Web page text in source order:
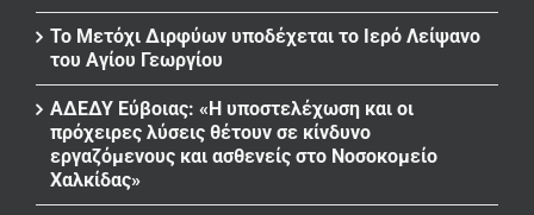
Το Μετόχι Διρφύων υποδέχεται το Ιερό Λείψανο
του Αγίου Γεωργίου
ΑΔΕΔΥ Εύβοιας: «Η υποστελέχωση και οι
πρόχειρες λύσεις θέτουν σε κίνδυνο
εργαζόμενους και ασθενείς στο Νοσοκομείο
Χαλκίδας»